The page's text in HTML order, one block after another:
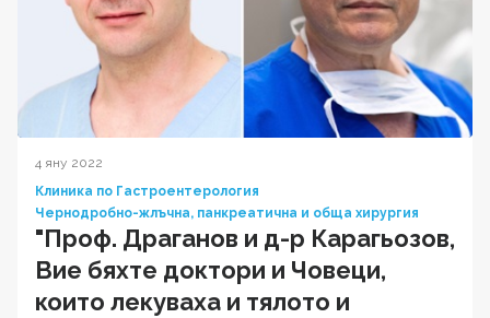
4 яну 2022
Клиника по Гастроентерология
Чернодробно-жлъчна, панкреатична и обща хирургия
"Проф. Драганов и д-р Карагьозов,
Вие бяхте доктори и Човеци,
които лекуваха и тялото и